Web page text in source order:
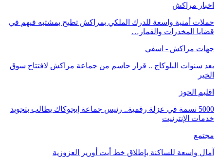
اخبار مراكش
حملات أمنية واسعة للدرك الملكي بمراكش تطيح بمشتبه فيهم في
قضايا المخدرات والقمار…
جهات مراكش - اسفي
بعد سنوات البلوكاج .. قرار حاسم من جماعة مراكش لافتتاح سوق
الخير
اقليم الحوز
5000 نسمة في عزلة رقمية.. رئيس جماعة إيجوكاك يطالب بتجويد
خدمات الإنترنيت
مجتمع
آمال واسعة للساكنة بإطلاق خط أيت أورير العزوزية